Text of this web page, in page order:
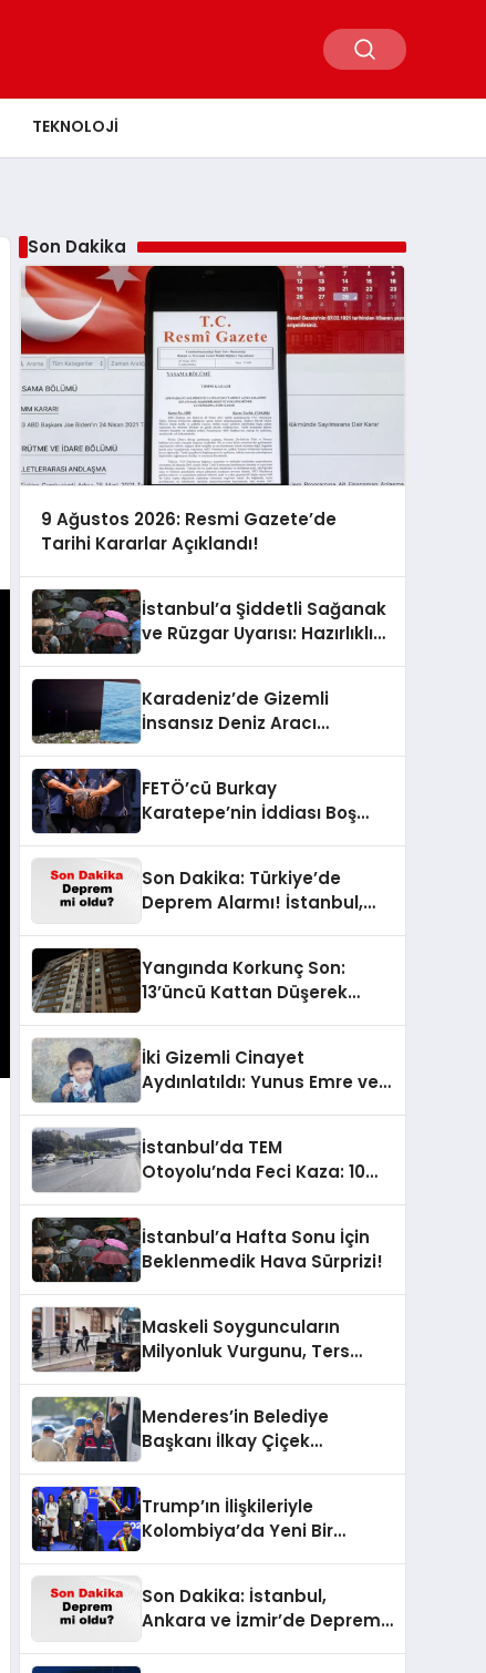
TEKNOLOJI
Son Dakika
9 Ağustos 2026: Resmi Gazete’de
Tarihi Kararlar Açıklandı!
İstanbul’a Şiddetli Sağanak
ve Rüzgar Uyarısı: Hazırlıklı
Karadeniz’de Gizemli
İnsansız Deniz Aracı
FETÖ’cü Burkay
Karatepe’nin İddiası Boş
Bulunamadı!
Son Dakika: Türkiye’de
Deprem Alarmı! İstanbul,
Yangında Korkunç Son:
13’üncü Kattan Düşerek
İki Gizemli Cinayet
Aydınlatıldı: Yunus Emre ve
İstanbul’da TEM
Otoyolu’nda Feci Kaza: 10
İstanbul’a Hafta Sonu İçin
Beklenmedik Hava Sürprizi!
Maskeli Soyguncuların
Milyonluk Vurgunu, Ters
Menderes’in Belediye
Başkanı İlkay Çiçek
Trump’ın İlişkileriyle
Kolombiya’da Yeni Bir
Son Dakika: İstanbul,
Ankara ve İzmir’de Deprem